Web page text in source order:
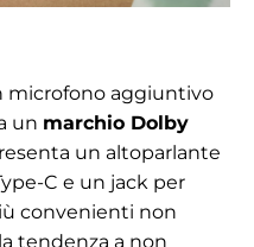
microfono aggiuntivo
un marchio Dolby
un altoparlante
C e un jack per
convenienti non
tendenza a non